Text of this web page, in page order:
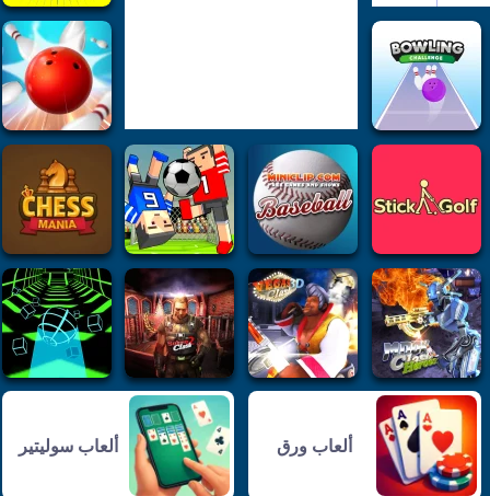
ألعاب ورق ألعاب سوليتير